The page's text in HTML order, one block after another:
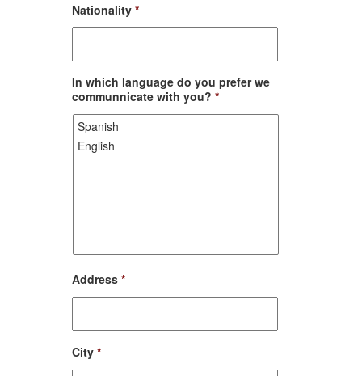
Format:
DD
MM
slash
YYYY
Nationality *
In which language do you prefer we
communnicate with you? *
Address *
City *